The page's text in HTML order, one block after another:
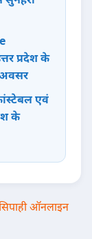
प्रदेश के
अवसर
एवं
के
ऑनलाइन